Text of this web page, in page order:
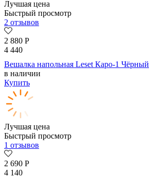
Лучшая цена
Быстрый просмотр
2 отзывов
2 880 Р
4 440
Вешалка напольная Leset Каро-1 Чёрный
в наличии
Купить
Лучшая цена
Быстрый просмотр
1 отзывов
2 690 Р
4 140